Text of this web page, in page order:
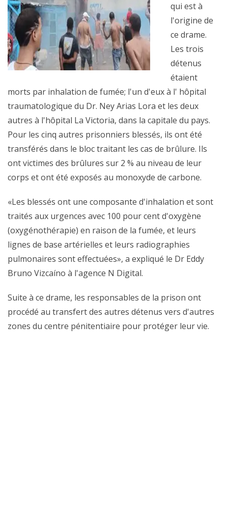
qui est à
l'origine de
ce drame.
Les trois
détenus
étaient
morts par inhalation de fumée; l'un d'eux à l' hôpital
traumatologique du Dr. Ney Arias Lora et les deux
autres à l'hôpital La Victoria, dans la capitale du pays.
Pour les cinq autres prisonniers blessés, ils ont été
transférés dans le bloc traitant les cas de brûlure. Ils
ont victimes des brûlures sur 2 % au niveau de leur
corps et ont été exposés au monoxyde de carbone.
«Les blessés ont une composante d'inhalation et sont
traités aux urgences avec 100 pour cent d'oxygène
(oxygénothérapie) en raison de la fumée, et leurs
lignes de base artérielles et leurs radiographies
pulmonaires sont effectuées», a expliqué le Dr Eddy
Bruno Vizcaíno à l'agence N Digital.
Suite à ce drame, les responsables de la prison ont
procédé au transfert des autres détenus vers d'autres
zones du centre pénitentiaire pour protéger leur vie.